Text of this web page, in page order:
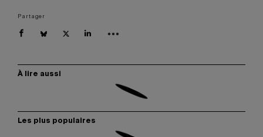
Partager
À lire aussi
Les plus populaires